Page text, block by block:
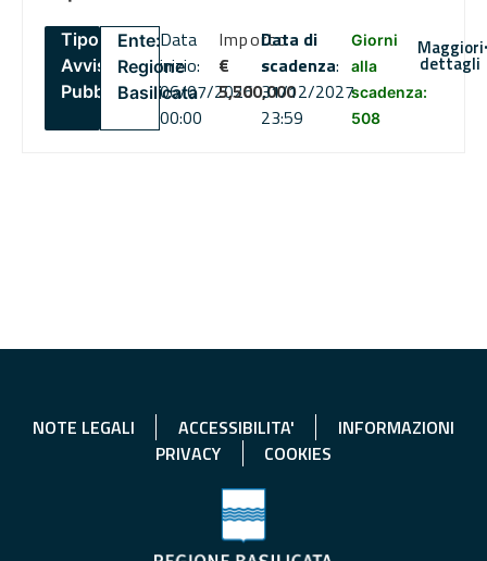
Tipo:
Avviso
Pubblico
Ente:
Regione
Basilicata
Data
inizio:
06/07/2026
00:00
Importo
€
5,500,000
Data di
scadenza:
31/12/2027
23:59
Giorni
alla
scadenza:
508
Maggiori
dettagli
NOTE LEGALI ACCESSIBILITA'
INFORMAZIONI
PRIVACY
COOKIES